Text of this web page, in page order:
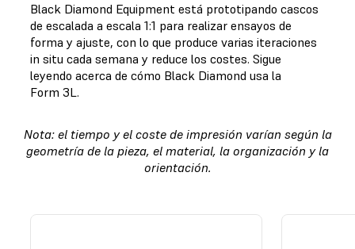
Black Diamond Equipment está prototipando cascos
de escalada a escala 1:1 para realizar ensayos de
forma y ajuste, con lo que produce varias iteraciones
in situ cada semana y reduce los costes. Sigue
leyendo acerca de cómo Black Diamond usa la
Form 3L.
Nota: el tiempo y el coste de impresión varían según la
geometría de la pieza, el material, la organización y la
orientación.